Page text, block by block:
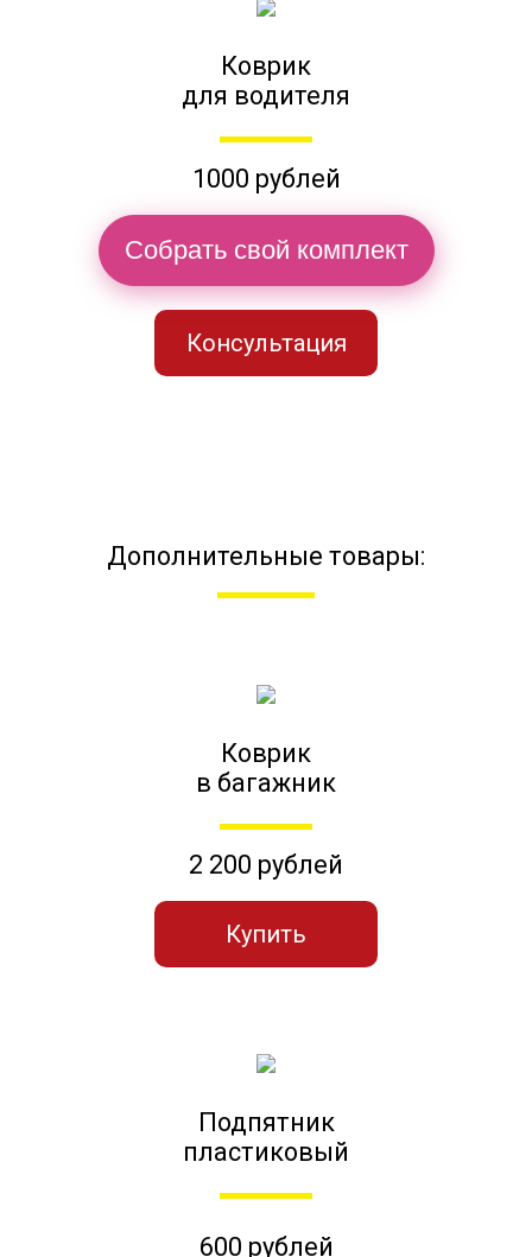
Коврик
для водителя
1000 рублей
Собрать свой комплект
Консультация
Дополнительные товары:
Коврик
в багажник
2 200 рублей
Купить
Подпятник
пластиковый
600 рублей